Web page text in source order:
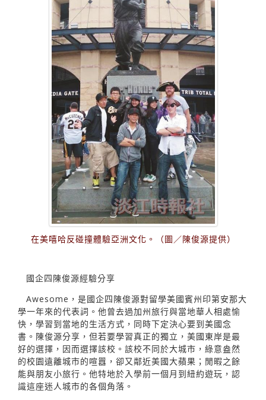
在美嘻哈反碰撞體驗亞洲文化。（圖／陳俊源提供）
國企四陳俊源經驗分享
Awesome，是國企四陳俊源對留學美國賓州印第安那大
學一年來的代表詞。他曾去過加州旅行與當地華人相處愉
快，學習到當地的生活方式，同時下定決心要到美國念
書。陳俊源分享，但若要學習真正的獨立，美國東岸是最
好的選擇，因而選擇該校。該校不同於大城市，綠意盎然
的校園遠離城市的喧囂，卻又鄰近美國大蘋果；閒暇之餘
能與朋友小旅行。他特地於入學前一個月到紐約遊玩，認
識這座迷人城市的各個角落。